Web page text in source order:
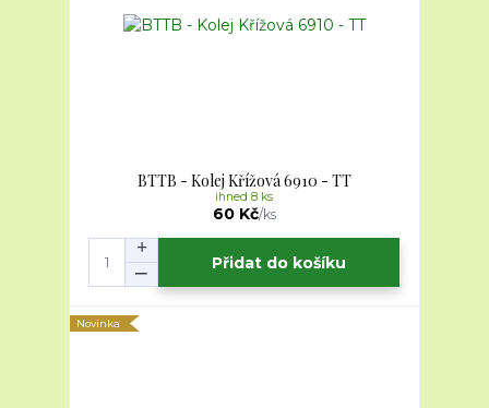
BTTB - Kolej Křížová 6910 - TT
60 Kč/ks
ihned 8 ks
Přidat do košíku
Novinka